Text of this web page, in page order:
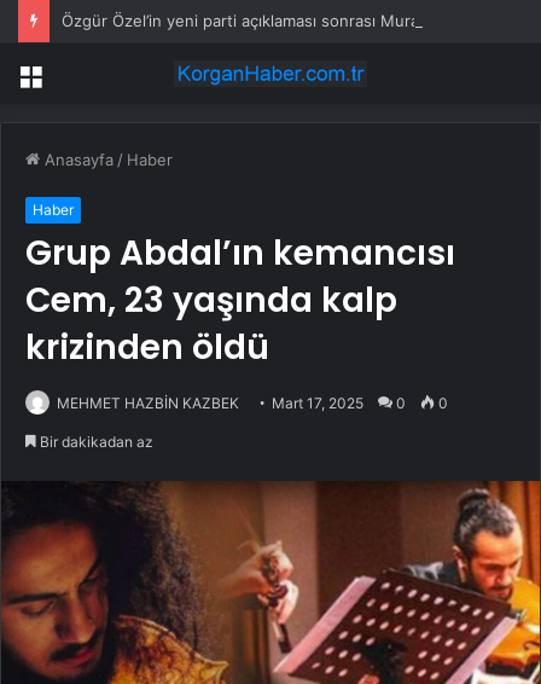
Menü
Anasayfa / Haber
Haber
Grup Abdal’ın kemancısı
Cem, 23 yaşında kalp
krizinden öldü
MEHMET HAZBİN KAZBEK Mart 17, 2025 0 0
Bir dakikadan az